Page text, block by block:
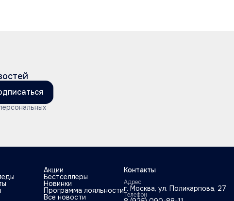
Акции
Бестселлеры
Новинки
Программа лояльности
Все новости
Контакты
Адрес
г. Москва, ул. Поликарпова, 27
Телефон